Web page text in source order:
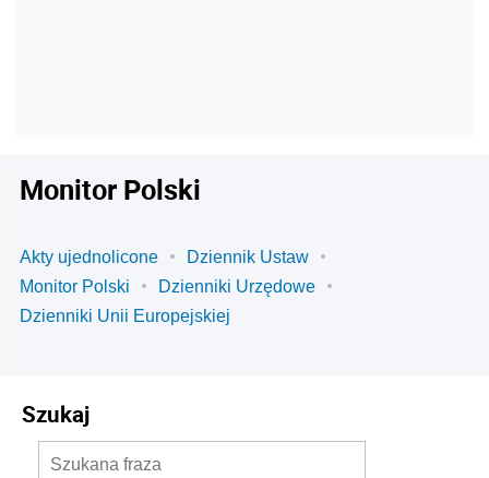
Monitor Polski
Akty ujednolicone
Dziennik Ustaw
Monitor Polski
Dzienniki Urzędowe
Dzienniki Unii Europejskiej
Szukaj